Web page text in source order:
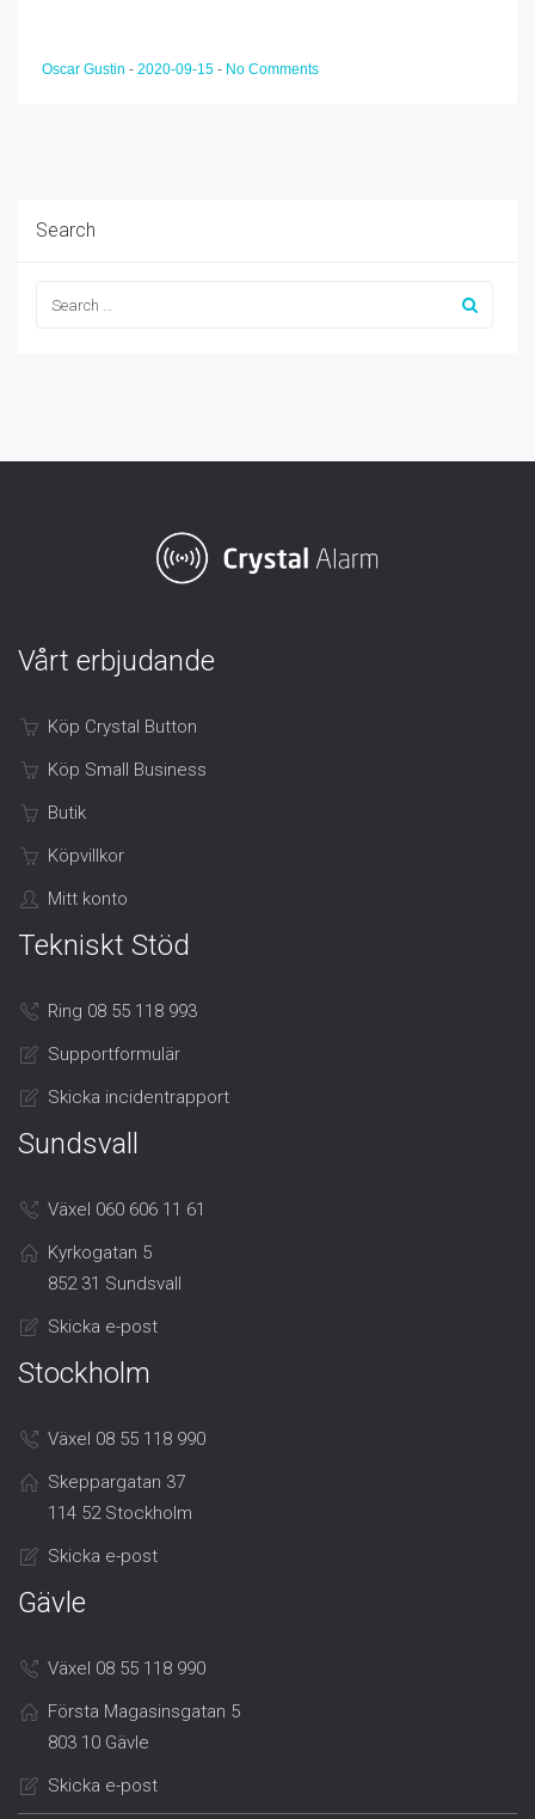
Oscar Gustin - 2020-09-15 - No Comments
Search
Vårt erbjudande
Köp Crystal Button
Köp Small Business
Butik
Köpvillkor
Mitt konto
Tekniskt Stöd
Ring 08 55 118 993
Supportformulär
Skicka incidentrapport
Sundsvall
Växel 060 606 11 61
Kyrkogatan 5
852 31 Sundsvall
Skicka e-post
Stockholm
Växel 08 55 118 990
Skeppargatan 37
114 52 Stockholm
Skicka e-post
Gävle
Växel 08 55 118 990
Första Magasinsgatan 5
803 10 Gävle
Skicka e-post